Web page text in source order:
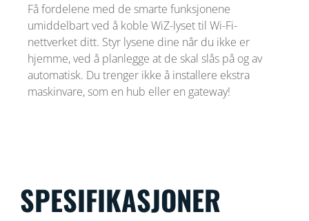
Få fordelene med de smarte funksjonene
umiddelbart ved å koble WiZ-lyset til Wi-Fi-
nettverket ditt. Styr lysene dine når du ikke er
hjemme, ved å planlegge at de skal slås på og av
automatisk. Du trenger ikke å installere ekstra
maskinvare, som en hub eller en gateway!
SPESIFIKASJONER